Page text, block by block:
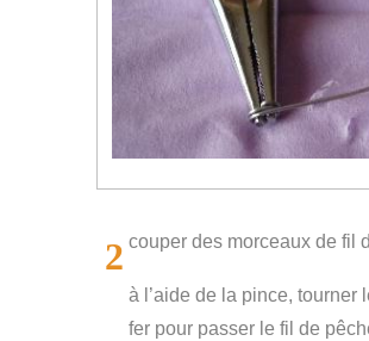
2 couper des morceaux de fil
à l’aide de la pince, tourner
fer pour passer le fil de